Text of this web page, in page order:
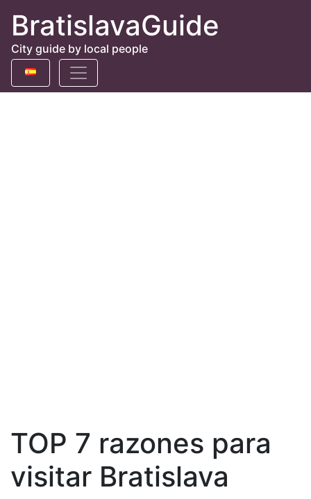
BratislavaGuide
City guide by local people
TOP 7 razones para
visitar Bratislava